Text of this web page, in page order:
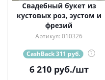
Свадебный букет из
кустовых роз, эустом и
фрезий
Артикул: 010326
CashBack 311 руб. ?
6 210руб./шт